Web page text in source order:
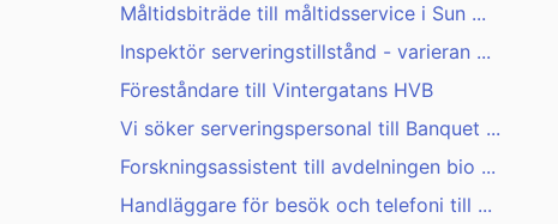
Måltidsbiträde till måltidsservice i Sun ...
Inspektör serveringstillstånd - varieran ...
Föreståndare till Vintergatans HVB
Vi söker serveringspersonal till Banquet ...
Forskningsassistent till avdelningen bio ...
Handläggare för besök och telefoni till ...